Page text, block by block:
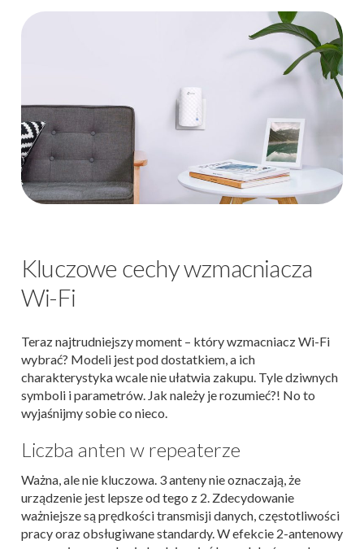
Kluczowe cechy wzmacniacza
Wi-Fi
Teraz najtrudniejszy moment – który wzmacniacz Wi-Fi
wybrać? Modeli jest pod dostatkiem, a ich
charakterystyka wcale nie ułatwia zakupu. Tyle dziwnych
symboli i parametrów. Jak należy je rozumieć?! No to
wyjaśnijmy sobie co nieco.
Liczba anten w repeaterze
Ważna, ale nie kluczowa. 3 anteny nie oznaczają, że
urządzenie jest lepsze od tego z 2. Zdecydowanie
ważniejsze są prędkości transmisji danych, częstotliwości
pracy oraz obsługiwane standardy. W efekcie 2-antenowy